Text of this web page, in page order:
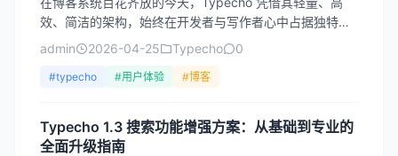
效、简洁的架构，始终在开发者与写作者心中占据独特地
位。2023年发布的Typecho 1.3版本，不仅延...
admin 2026-04-25 Typecho 0
#typecho #用户体验 #博客
Typecho 1.3 搜索功能增强方案：从基础到专业的
全面升级指南